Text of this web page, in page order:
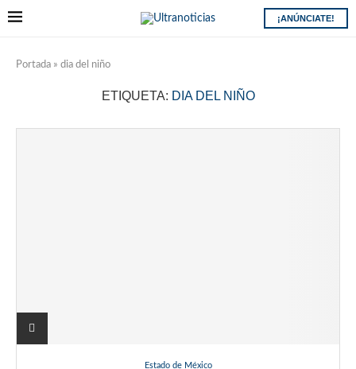
¡ANÚNCIATE!
Portada » dia del niño
ETIQUETA: DIA DEL NIÑO
Estado de México